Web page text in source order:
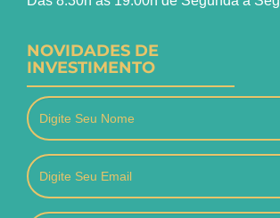
NOVIDADES DE
INVESTIMENTO